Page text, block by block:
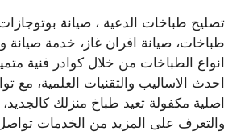
تصليح طباخات الدعية ، صيانة
طباخات، صيانة افران غاز، خدمة صيانة
انواع الطباخات من خلال كوادر فنية
احدث الاساليب والتقنيات العلمية، مع
اصلية مكفولة تعيد طباخ منزلك كالجديد،
والتعرف على المزيد من الخدمات تواصل